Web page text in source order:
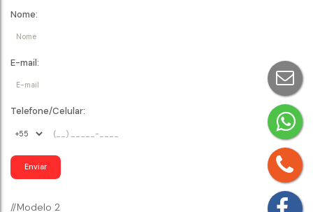
Nome:
E-mail:
Telefone/Celular:
//Modelo 2